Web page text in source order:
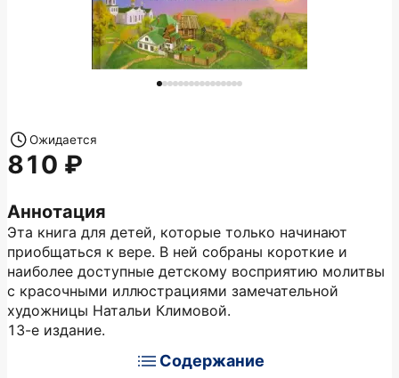
Аннотация
Эта книга для детей, которые только начинают
приобщаться к вере. В ней собраны короткие и
наиболее доступные детскому восприятию молитвы
с красочными иллюстрациями замечательной
художницы Натальи Климовой.
13-е издание.
Содержание
Ожидается
810